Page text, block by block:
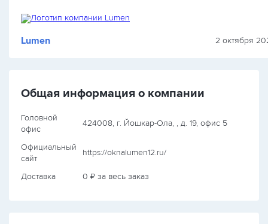
Lumen 2 октября
Общая информация о компании
Головной
офис
424008, г. Йошкар-Ола, , д. 19, офис 5
Официальный
сайт
https://oknalumen12.ru/
Доставка 0 ₽ за весь заказ